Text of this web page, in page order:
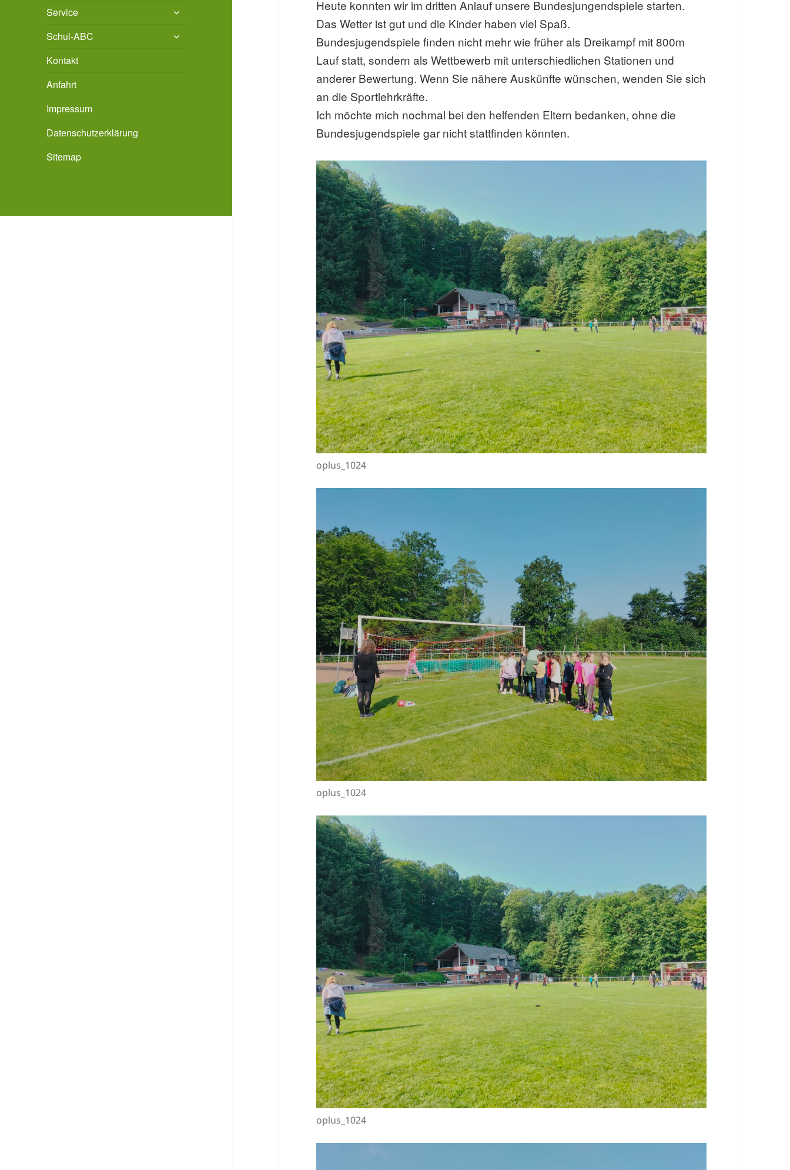
Service
untermenü
Schul-ABC
untermenü
Kontakt
Anfahrt
Impressum
Datenschutzerklärung
Sitemap
Heute konnten wir im dritten Anlauf unsere Bundesjungendspiele starten.
Das Wetter ist gut und die Kinder haben viel Spaß.
Bundesjugendspiele finden nicht mehr wie früher als Dreikampf mit 800m
Lauf statt, sondern als Wettbewerb mit unterschiedlichen Stationen und
anderer Bewertung. Wenn Sie nähere Auskünfte wünschen, wenden Sie sich
an die Sportlehrkräfte.
Ich möchte mich nochmal bei den helfenden Eltern bedanken, ohne die
Bundesjugendspiele gar nicht stattfinden könnten.
oplus_1024
oplus_1024
oplus_1024